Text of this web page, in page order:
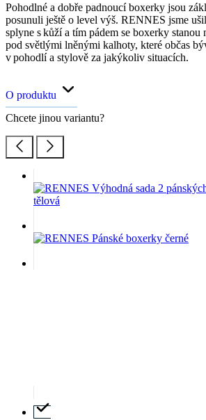
Pohodlné a dobře padnoucí boxerky jsou
posunuli ještě o level výš. RENNES jsme
splyne s kůží a tím pádem se boxerky stanou
pod světlými lněnými kalhoty, které občas
v pohodlí a stylově za jakýkoliv situacích.
O produktu
Chcete jinou variantu?